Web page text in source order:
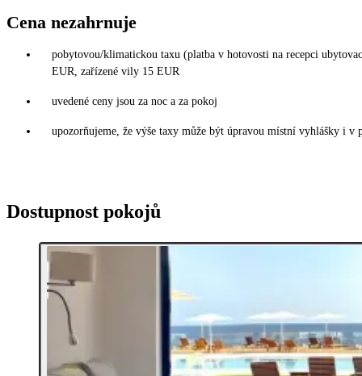
Cena nezahrnuje
pobytovou/klimatickou taxu (platba v hotovosti na recepci
EUR, zařízené vily 15 EUR
uvedené ceny jsou za noc a za pokoj
upozorňujeme, že výše taxy může být úpravou místní vyhlášky i
Dostupnost pokojů